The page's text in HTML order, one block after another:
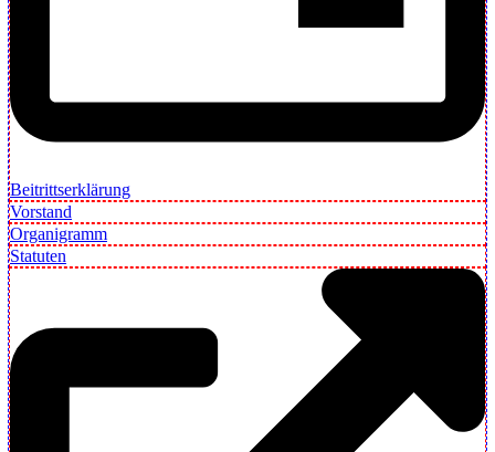
Beitrittserklärung
Vorstand
Organigramm
Statuten